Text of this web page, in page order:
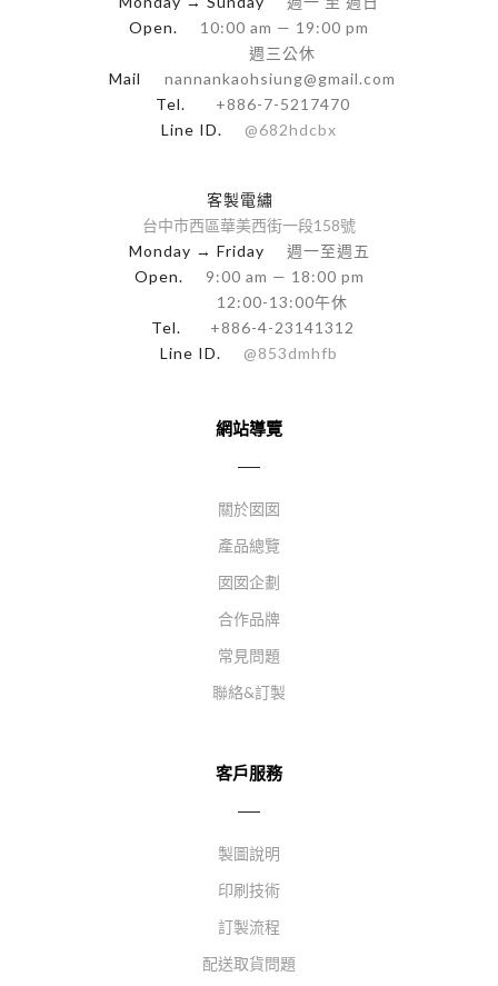
Open.
10:00 am — 19:00 pm
週三公休
Mail
nannankaohsiung@gmail.com
Tel.
+886-7-5217470
Line ID.
@682hdcbx
客製電繡
台中市西區華美西街一段158號
Monday → Friday
週一至週五
Open.
9:00 am — 18:00 pm
12:00-13:00午休
Tel.
+886-4-23141312
Line ID.
@853dmhfb
網站導覽
關於囡囡
產品總覽
囡囡企劃
合作品牌
常見問題
聯絡&訂製
客戶服務
製圖說明
印刷技術
訂製流程
配送取貨問題